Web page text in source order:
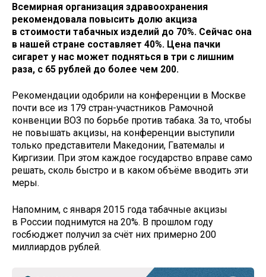
Всемирная организация здравоохранения
рекомендовала повысить долю акциза
в стоимости табачных изделий до 70%. Сейчас она
в нашей стране составляет 40%. Цена пачки
сигарет у нас может подняться в три с лишним
раза, с 65 рублей до более чем 200.
Рекомендации одобрили на конференции в Москве
почти все из 179 стран-участников Рамочной
конвенции ВОЗ по борьбе против табака. За то, чтобы
не повышать акцизы, на конференции выступили
только представители Македонии, Гватемалы и
Киргизии. При этом каждое государство вправе само
решать, сколь быстро и в каком объёме вводить эти
меры.
Напомним, с января 2015 года табачные акцизы
в России поднимутся на 20%. В прошлом году
госбюджет получил за счёт них примерно 200
миллиардов рублей.